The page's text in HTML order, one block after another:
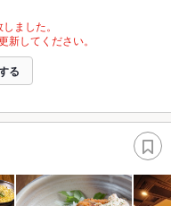
ました。
新してください。
る